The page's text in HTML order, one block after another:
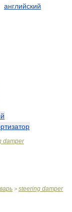
английский
damper
> steering damper